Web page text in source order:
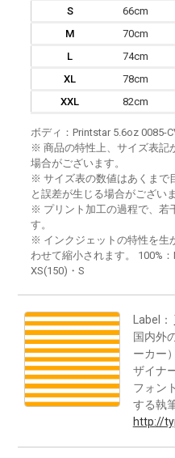
S
66cm
M
70cm
L
74cm
XL
78cm
XXL
82cm
ボディ：Printstar 5.6oz 0085-
※ 商品の特性上、サイズ表記
場合がございます。
※ サイズ表の数値はあくまで
と誤差が生じる場合がございま
※ プリント加工の過程で、若
す。
※ インクジェットの特性を生
わせて縮小されます。 100%：
XS(150)・S
Label：
国内外
ーカー
ザイナ
フォン
する執
http://